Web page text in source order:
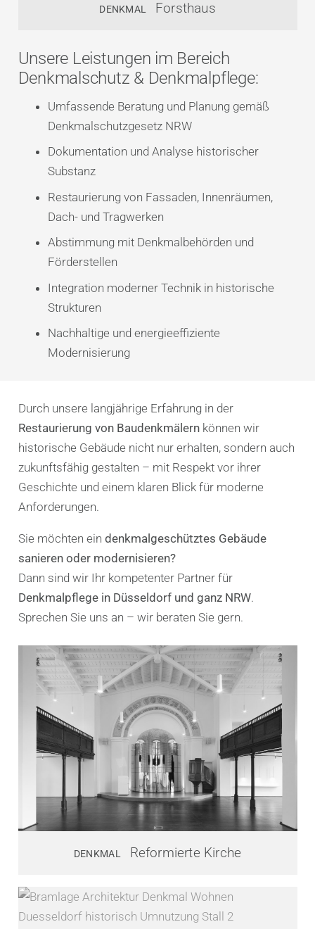
DENKMAL Forsthaus
Unsere Leistungen im Bereich
Denkmalschutz & Denkmalpflege:
Umfassende Beratung und Planung gemäß
Denkmalschutzgesetz NRW
Dokumentation und Analyse historischer
Substanz
Restaurierung von Fassaden, Innenräumen,
Dach- und Tragwerken
Abstimmung mit Denkmalbehörden und
Förderstellen
Integration moderner Technik in historische
Strukturen
Nachhaltige und energieeffiziente
Modernisierung
Durch unsere langjährige Erfahrung in der
Restaurierung von Baudenkmälernkönnen wir
historische Gebäude nicht nur erhalten, sondern auch
zukunftsfähig gestalten – mit Respekt vor ihrer
Geschichte und einem klaren Blick für moderne
Anforderungen.
Sie möchten ein denkmalgeschütztes Gebäude
sanieren oder modernisieren?
Dann sind wir Ihr kompetenter Partner für
Denkmalpflege in Düsseldorf und ganz NRW.
Sprechen Sie uns an – wir beraten Sie gern.
DENKMAL Reformierte Kirche